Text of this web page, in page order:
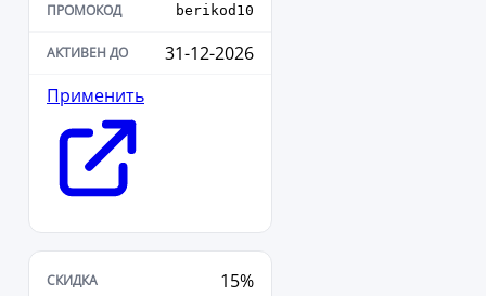
berikod10
31-12-2026
Применить
15%